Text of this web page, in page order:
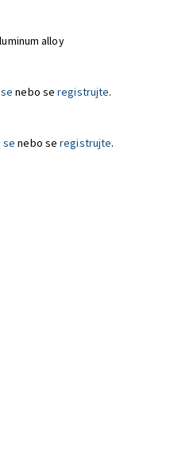
alloy
nebo seregistrujte.
nebo seregistrujte.